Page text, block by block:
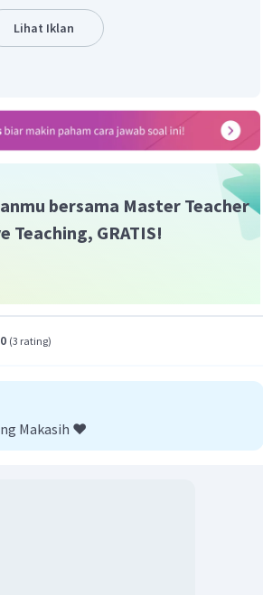
strukturnya adalah sebagai
menunjukkan bahwa gugus
yang diletakkan pada atom C
prioritas kedua. Berdasarkan nama
bahwa terdapat gugus
4. Posisi
posisi 1,4.
Lihat Iklan
bersama Master Teacher
Teaching, GRATIS!
(3 rating)
Makasih ❤️